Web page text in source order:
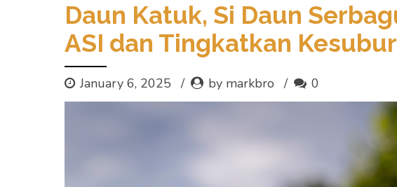
Daun Katuk, Si Daun
ASI dan Tingkatkan
January 6, 2025 by markbro 0